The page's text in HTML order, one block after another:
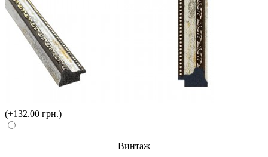
(+132.00 грн.)
Винтаж